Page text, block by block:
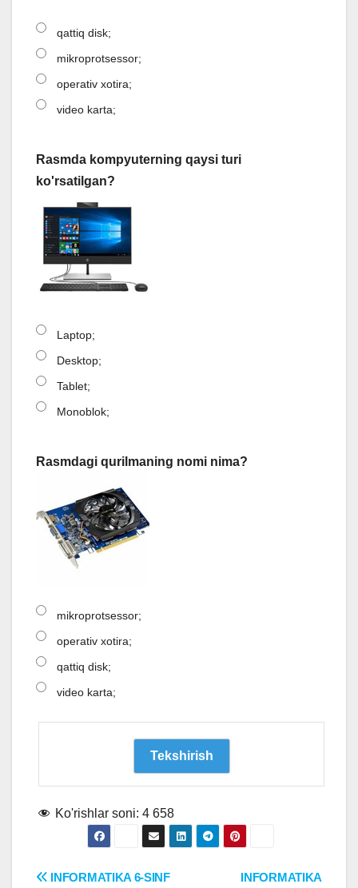
qattiq disk;
mikroprotsessor;
operativ xotira;
video karta;
Rasmda kompyuterning qaysi turi
ko'rsatilgan?
Laptop;
Desktop;
Tablet;
Monoblok;
Rasmdagi qurilmaning nomi nima?
mikroprotsessor;
operativ xotira;
qattiq disk;
video karta;
Ko'rishlar soni: 4 658
INFORMATIKA
INFORMATIKA 6-SINF